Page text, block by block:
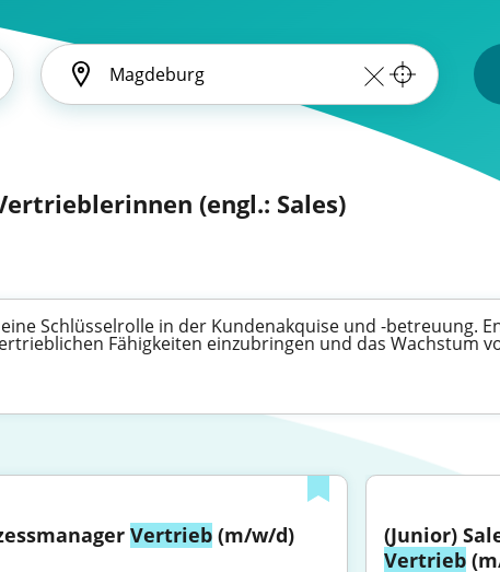
(engl.: Sales)
Schlüsselrolle in der Kundenakquise und -betreuung.
Fähigkeiten einzubringen und das Wachstum
Vertrieb (m/w/d)
Vertrieb